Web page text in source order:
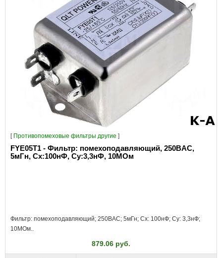
[ Противопомеховые фильтры другие ]
FYE05T1 - Фильтр: помехоподавляющий, 250ВAC,
5мГн, Сх:100нФ, Су:3,3нФ, 10МОм
Фильтр: помехоподавляющий; 250ВAC; 5мГн; Cx: 100нФ; Cy: 3,3нФ;
10МОм..
879.06 руб.